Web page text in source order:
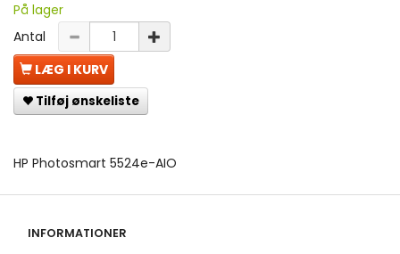
På lager
Antal
LÆG I KURV
Tilføj ønskeliste
HP Photosmart 5524e-AIO
INFORMATIONER